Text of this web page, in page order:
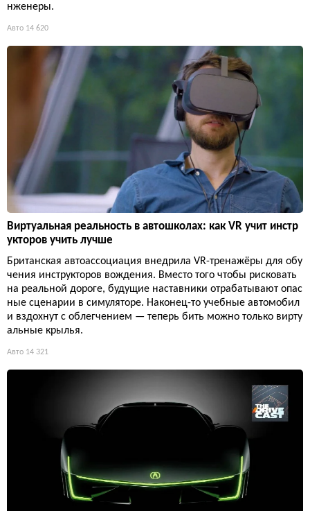
нженеры.
Авто 14 620
Виртуальная реальность в автошколах: как VR учит инстр
укторов учить лучше
Британская автоассоциация внедрила VR-тренажёры для обу
чения инструкторов вождения. Вместо того чтобы рисковать
на реальной дороге, будущие наставники отрабатывают опас
ные сценарии в симуляторе. Наконец-то учебные автомобил
и вздохнут с облегчением — теперь бить можно только вирту
альные крылья.
Авто 14 321